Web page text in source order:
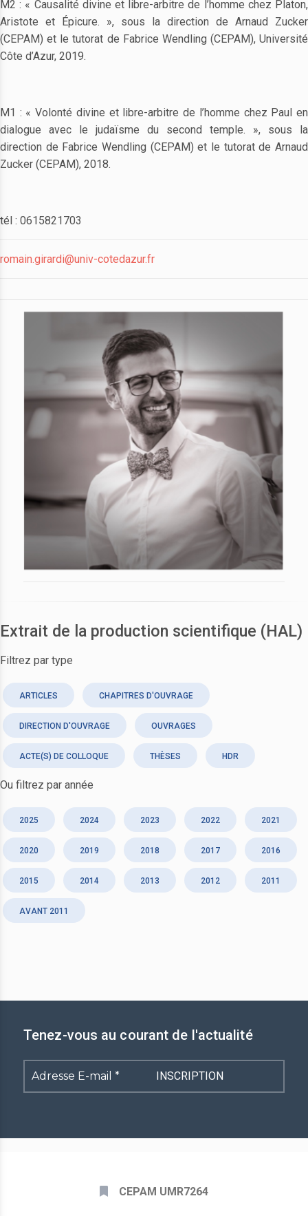
M2 : « Causalité divine et libre-arbitre de l’homme chez Platon,
Aristote et Épicure. », sous la direction de Arnaud Zucker
(CEPAM) et le tutorat de Fabrice Wendling (CEPAM), Université
Côte d’Azur, 2019.
M1 : « Volonté divine et libre-arbitre de l’homme chez Paul en
dialogue avec le judaïsme du second temple. », sous la
direction de Fabrice Wendling (CEPAM) et le tutorat de Arnaud
Zucker (CEPAM), 2018.
tél : 0615821703
romain.girardi@univ-cotedazur.fr
Extrait de la production scientifique (HAL)
Filtrez par type
ARTICLES CHAPITRES D'OUVRAGE
DIRECTION D'OUVRAGE OUVRAGES
ACTE(S) DE COLLOQUE THÈSES HDR
Ou filtrez par année
2025 2024 2023 2022 2021
2020 2019 2018 2017 2016
2015 2014 2013 2012 2011
AVANT 2011
Tenez-vous au courant de l'actualité
Adresse
E-
CEPAM UMR7264